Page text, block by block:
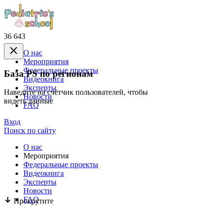
36 643
База PS по регионам
Наведите на счётчик пользователей, чтобы
видеть данные
Прокрутите
О нас
Mероприятия
Федеральные проекты
Видеокнига
Эксперты
Новости
FAQ
Вход
Поиск по сайту
О нас
Mероприятия
Федеральные проекты
Видеокнига
Эксперты
Новости
FAQ